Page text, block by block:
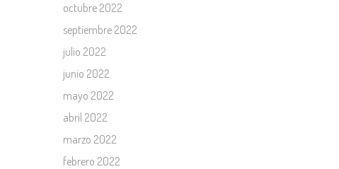
octubre 2022
septiembre 2022
julio 2022
junio 2022
mayo 2022
abril 2022
marzo 2022
febrero 2022